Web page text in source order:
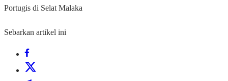
Portugis di Selat Malaka
Sebarkan artikel ini